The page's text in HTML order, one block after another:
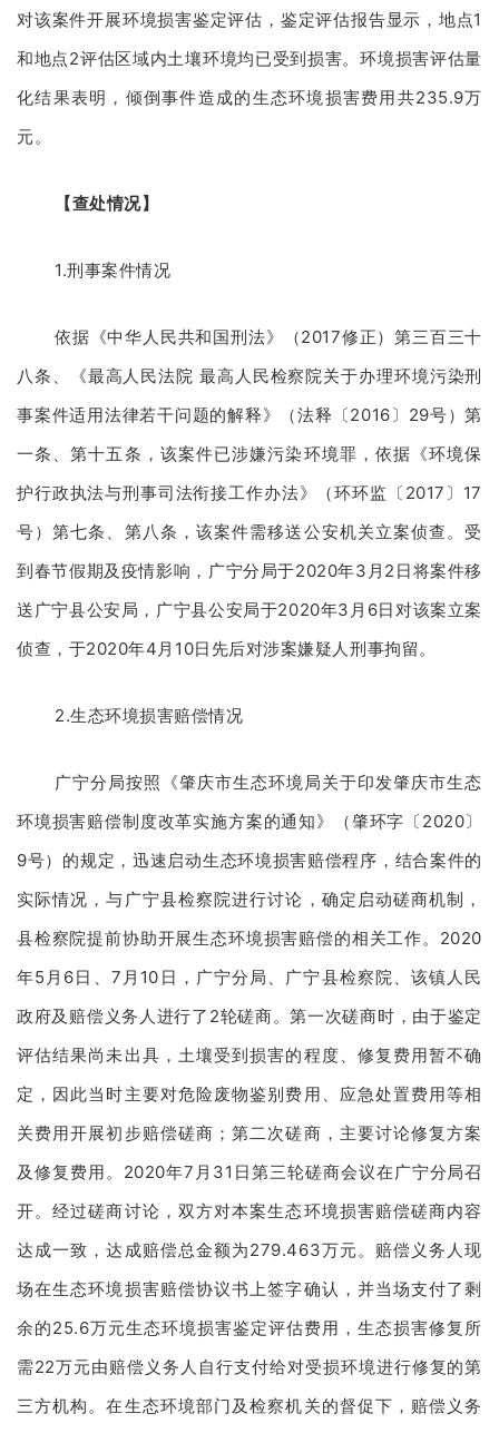
对该案件开展环境损害鉴定评估，鉴定评估报告显示，地点1
和地点2评估区域内土壤环境均已受到损害。环境损害评估量
化结果表明，倾倒事件造成的生态环境损害费用共235.9万
元。
【查处情况】
1.刑事案件情况
依据《中华人民共和国刑法》（2017修正）第三百三十
八条、《最高人民法院 最高人民检察院关于办理环境污染刑
事案件适用法律若干问题的解释》（法释〔2016〕29号）第
一条、第十五条，该案件已涉嫌污染环境罪，依据《环境保
护行政执法与刑事司法衔接工作办法》（环环监〔2017〕17
号）第七条、第八条，该案件需移送公安机关立案侦查。受
到春节假期及疫情影响，广宁分局于2020年3月2日将案件移
送广宁县公安局，广宁县公安局于2020年3月6日对该案立案
侦查，于2020年4月10日先后对涉案嫌疑人刑事拘留。
2.生态环境损害赔偿情况
广宁分局按照《肇庆市生态环境局关于印发肇庆市生态
环境损害赔偿制度改革实施方案的通知》（肇环字〔2020〕
9号）的规定，迅速启动生态环境损害赔偿程序，结合案件的
实际情况，与广宁县检察院进行讨论，确定启动磋商机制，
县检察院提前协助开展生态环境损害赔偿的相关工作。2020
年5月6日、7月10日，广宁分局、广宁县检察院、该镇人民
政府及赔偿义务人进行了2轮磋商。第一次磋商时，由于鉴定
评估结果尚未出具，土壤受到损害的程度、修复费用暂不确
定，因此当时主要对危险废物鉴别费用、应急处置费用等相
关费用开展初步赔偿磋商；第二次磋商，主要讨论修复方案
及修复费用。2020年7月31日第三轮磋商会议在广宁分局召
开。经过磋商讨论，双方对本案生态环境损害赔偿磋商内容
达成一致，达成赔偿总金额为279.463万元。赔偿义务人现
场在生态环境损害赔偿协议书上签字确认，并当场支付了剩
余的25.6万元生态环境损害鉴定评估费用，生态损害修复所
需22万元由赔偿义务人自行支付给对受损环境进行修复的第
三方机构。在生态环境部门及检察机关的督促下，赔偿义务